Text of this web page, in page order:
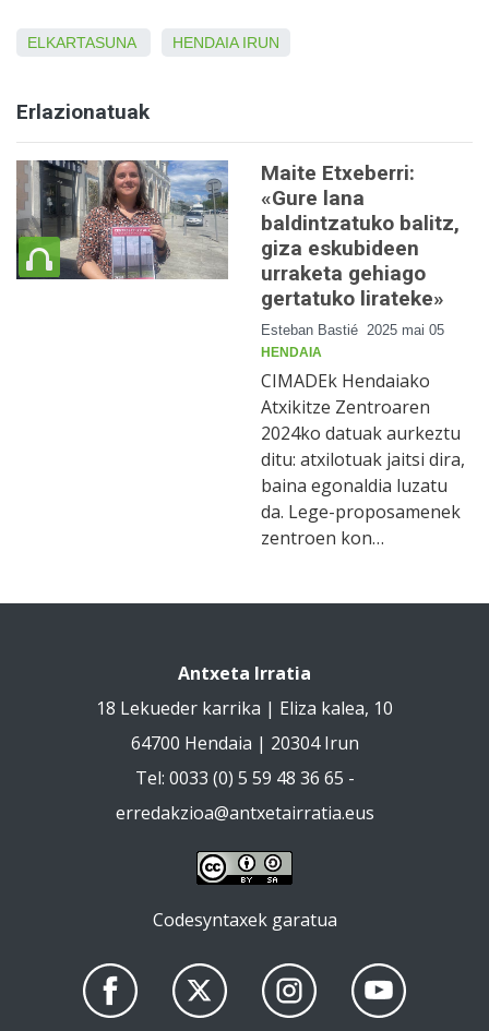
ELKARTASUNA HENDAIA IRUN
Erlazionatuak
Maite Etxeberri:
«Gure lana
baldintzatuko balitz,
giza eskubideen
urraketa gehiago
gertatuko lirateke»
Esteban Bastié 2025 mai 05
HENDAIA
CIMADEk Hendaiako
Atxikitze Zentroaren
2024ko datuak aurkeztu
ditu: atxilotuak jaitsi dira,
baina egonaldia luzatu
da. Lege-proposamenek
zentroen kon…
Antxeta Irratia
18 Lekueder karrika | Eliza kalea, 10
64700 Hendaia | 20304 Irun
Tel: 0033 (0) 5 59 48 36 65 -
erredakzioa@antxetairratia.eus
Codesyntaxek garatua